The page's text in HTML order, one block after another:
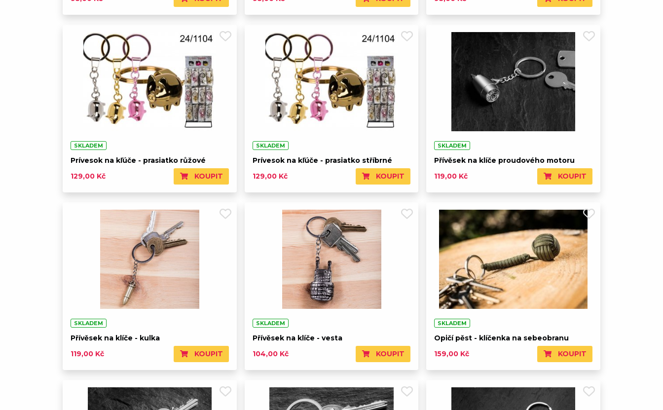
SKLADEM
Prívesok na kľúče - prasiatko růžové
129,00 Kč
KOUPIT
SKLADEM
Prívesok na kľúče - prasiatko stříbrné
129,00 Kč
KOUPIT
SKLADEM
Přívěsek na klíče proudového motoru
119,00 Kč
KOUPIT
SKLADEM
Přívěsek na klíče - kulka
119,00 Kč
KOUPIT
SKLADEM
Přívěsek na klíče - vesta
104,00 Kč
KOUPIT
SKLADEM
Opičí pěst - klíčenka na sebeobranu
159,00 Kč
KOUPIT